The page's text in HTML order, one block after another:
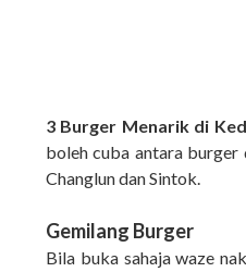
3 Burger Menarik di
boleh cuba antara burger
Changlun dan Sintok.
Gemilang Burger
Bila buka sahaja waze